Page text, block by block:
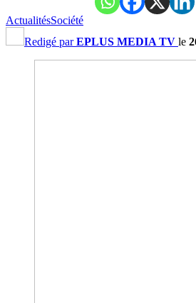
ActualitésSociété
Redigé parEPLUS MEDIA TV le